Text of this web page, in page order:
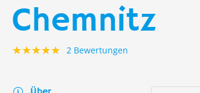
Chemnitz
2 Bewertungen